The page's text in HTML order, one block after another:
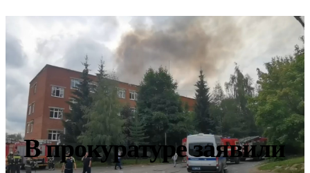
В прокуратуре заявили